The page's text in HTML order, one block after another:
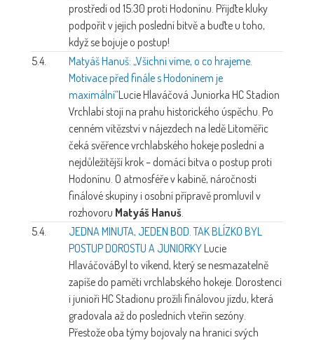
prostředí od 15:30 proti Hodonínu. Přijďte kluky
podpořit v jejich poslední bitvě a buďte u toho,
když se bojuje o postup!
5.4.
Matyáš Hanuš: „Všichni víme, o co hrajeme.
Motivace před finále s Hodonínem je
maximální“Lucie Hlaváčová Juniorka HC Stadion
Vrchlabí stojí na prahu historického úspěchu. Po
cenném vítězství v nájezdech na ledě Litoměřic
čeká svěřence vrchlabského hokeje poslední a
nejdůležitější krok – domácí bitva o postup proti
Hodonínu. O atmosféře v kabině, náročnosti
finálové skupiny i osobní přípravě promluvil v
rozhovoru Matyáš Hanuš
5.4.
JEDNA MINUTA, JEDEN BOD. TAK BLÍZKO BYL
POSTUP DOROSTU A JUNIORKY Lucie
HlaváčováByl to víkend, který se nesmazatelně
zapíše do paměti vrchlabského hokeje. Dorostenci
i junioři HC Stadionu prožili finálovou jízdu, která
gradovala až do posledních vteřin sezóny.
Přestože oba týmy bojovaly na hranici svých